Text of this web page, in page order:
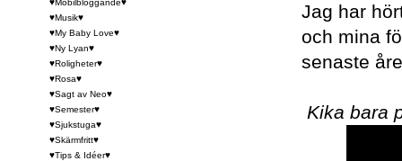
Jag har
och mina
senaste
Kika bara
♥Mobilbloggande♥
♥Musik♥
♥My Baby Love♥
♥Ny Lyan♥
♥Roligheter♥
♥Rosa♥
♥Sagt av Neo♥
♥Semester♥
♥Sjukstuga♥
♥Skärmfritt♥
♥Tips & Idéer♥